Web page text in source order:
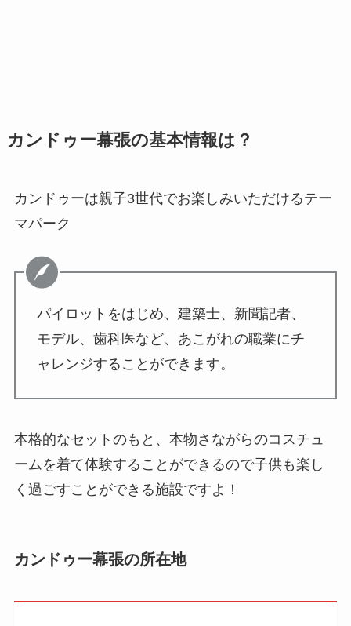
カンドゥー幕張の基本情報は？
カンドゥーは親子3世代でお楽しみいただけるテー
マパーク
パイロットをはじめ、建築士、新聞記者、
モデル、歯科医など、あこがれの職業にチ
ャレンジすることができます。
本格的なセットのもと、 本物さながらのコスチュ
ームを着て体験することができるので子供も楽し
く過ごすことができる施設ですよ！
カンドゥー幕張の所在地